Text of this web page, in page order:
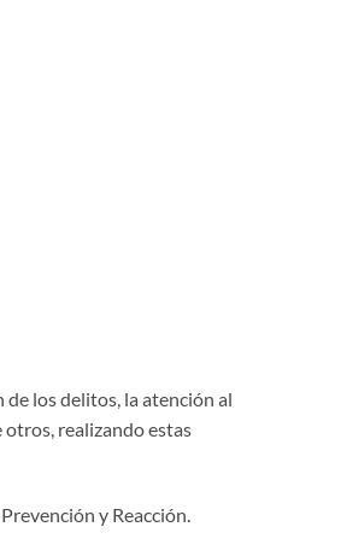
los delitos, la atención al
realizando estas
y Reacción.